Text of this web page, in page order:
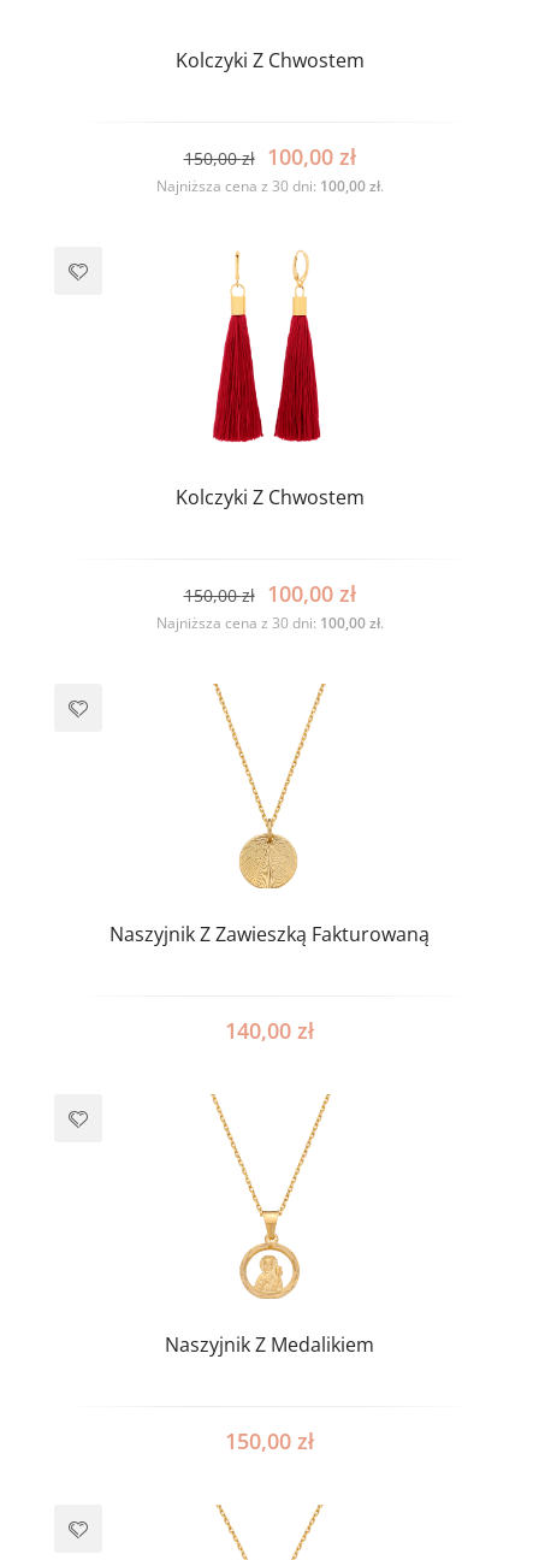
Kolczyki Z Chwostem
150,00zł 100,00 zł
Najniższa cena z 30 dni: 100,00zł.
Kolczyki Z Chwostem
150,00zł 100,00 zł
Najniższa cena z 30 dni: 100,00zł.
Naszyjnik Z Zawieszką Fakturowaną
140,00 zł
Naszyjnik Z Medalikiem
150,00 zł